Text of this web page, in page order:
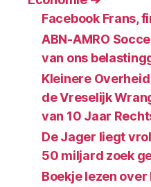
Facebook Frans,
ABN-AMRO
van ons
Kleinere Overheid
de Vreselijk
van 10 Jaar
De Jager liegt
50 miljard zoek
Boekje lezen over